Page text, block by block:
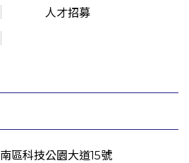
人才招募
區科技公園大道15號